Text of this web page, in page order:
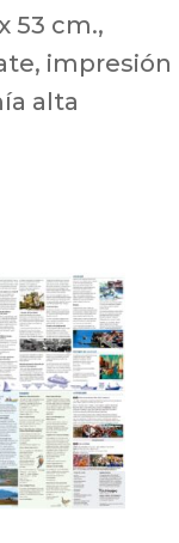
53 cm.,
impresión
alta